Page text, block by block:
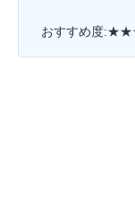
おすすめ度